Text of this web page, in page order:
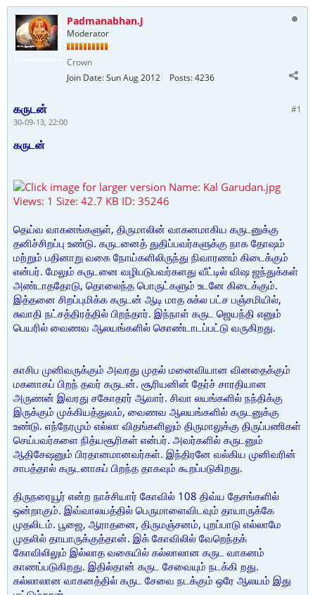
Padmanabhan.J
Moderator
Crown
Join Date:Sun Aug 2012 Posts:4236
#1
கருடன்
30-09-13, 22:00
கருடன்
தெய்வ வாகனங்களுள், திருமாலின் வாகனமாகிய கருடனுக்கு
தனிச்சிறப்பு உண்டு. கருடனைத் துதிப்பவர்களுக்கு நாக தோஷம்
மற்றும் பதினாறு வகை நோய்களிலிருந்து நிவாரணம் கிடைக்கும்
என்பர். மேலும் கருடனை வழிபடுபவர்களது வீட்டில் விஷ ஜந்துக்கள்
அண்டாததோடு, தொலைந்த பொருட்களும் உடனே கிடைக்கும்.
இத்தனை சிறப்புமிக்க கருடன் ஆடி மாத சுக்ல பட்ச பஞ்சமியில்,
சுவாதி நட்சத்திரத்தில் பிறந்தார். இந்நாள் கருட ஜெயந்தி எனும்
பெயரில் வைணவ ஆலயங்களில் கொண்டாடப்பட்டு வருகிறது.
காசிப முனிவருக்கும் அவரது முதல் மனைவியான வினதைக்கும்
மகனாகப் பிறந் தவர் கருடன். சூரியனின் தேர்ச் சாரதியான
அருணன் இவரது சகோதரர் ஆவார். சிவா லயங்களில் நந்திக்கு
இருக்கும் முக்கியத்துவம், வைணவ ஆலயங்களில் கருடனுக்கு
உண்டு. எந்நேரமும் எல்லா விதங்களிலும் திருமாலுக்கு திருப்பணிகள்
செய்பவர்களை நித்யசூரிகள் என்பர். அவர்களில் கருடனும்
ஆதிசேஷனும் பிரதானமானவர்கள். இந்திரனே வல்கிய முனிவரின்
சாபத்தால் கருடனாகப் பிறந்த தாகவும் கூறப்படுகிறது.
திருநரையூர் என்ற நாச்சியார் கோவில் 108 திவ்ய தேசங்களில்
ஒன்றாகும். இவ்வாலயத்தில் பெருமாளைவிடவும் தாயாருக்கே
முதலிடம். பூஜை, ஆராதனை, திருமஞ்சனம், புறப்பாடு எல்லாமே
முதலில் தாயாருக்குத்தான். இக் கோவிலில் வேறெந்தக்
கோவிலிலும் இல்லாத வகையில் கல்லாலான கருட வாகனம்
காணப்படுகிறது. இதில்தான் கருட சேவையும் நடக்கி றது.
கல்லாலான வாகனத்தில் கருட சேவை நடக்கும் ஒரே ஆலயம் இது